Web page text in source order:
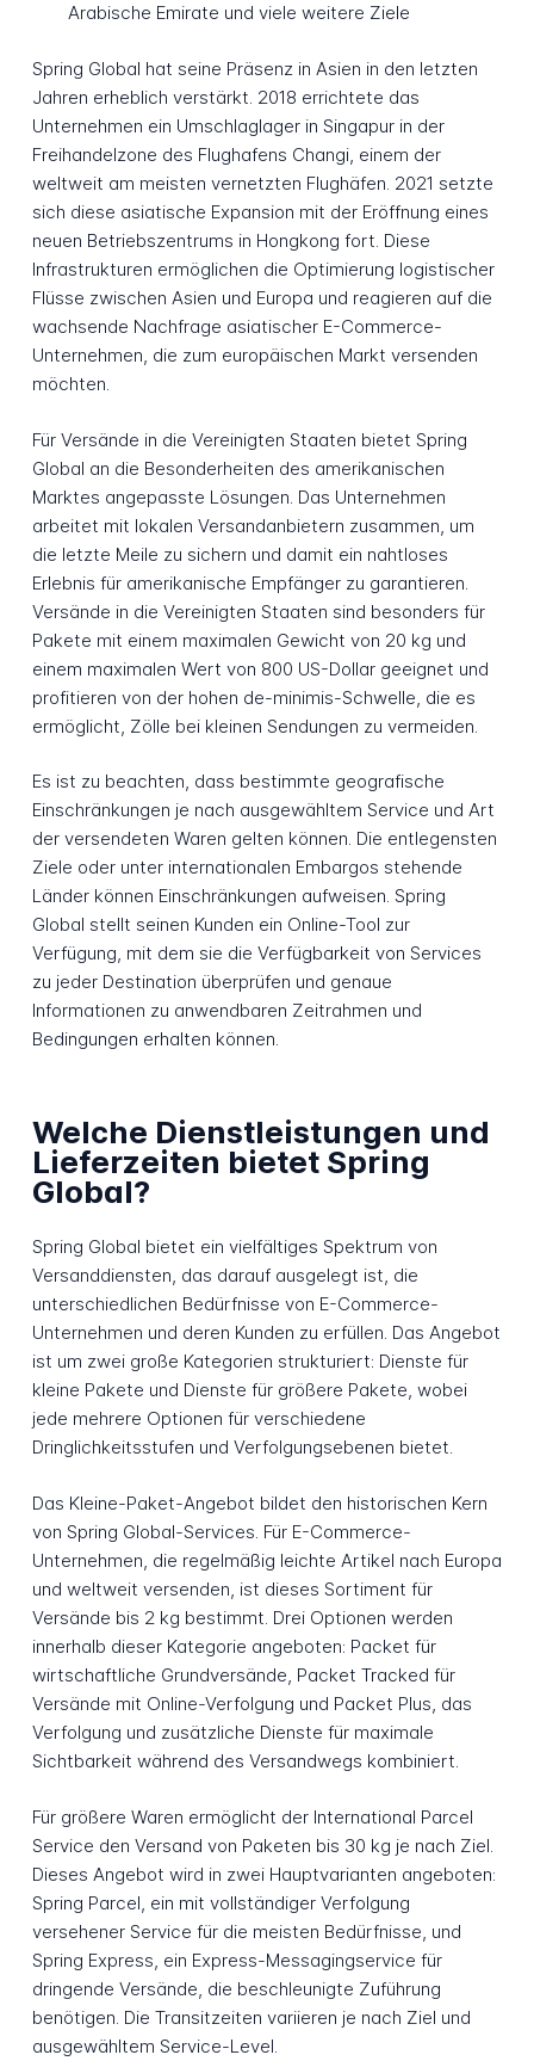
Arabische Emirate und viele weitere Ziele
Spring Global hat seine Präsenz in Asien in den letzten
Jahren erheblich verstärkt. 2018 errichtete das
Unternehmen ein Umschlaglager in Singapur in der
Freihandelzone des Flughafens Changi, einem der
weltweit am meisten vernetzten Flughäfen. 2021 setzte
sich diese asiatische Expansion mit der Eröffnung eines
neuen Betriebszentrums in Hongkong fort. Diese
Infrastrukturen ermöglichen die Optimierung logistischer
Flüsse zwischen Asien und Europa und reagieren auf die
wachsende Nachfrage asiatischer E-Commerce-
Unternehmen, die zum europäischen Markt versenden
möchten.
Für Versände in die Vereinigten Staaten bietet Spring
Global an die Besonderheiten des amerikanischen
Marktes angepasste Lösungen. Das Unternehmen
arbeitet mit lokalen Versandanbietern zusammen, um
die letzte Meile zu sichern und damit ein nahtloses
Erlebnis für amerikanische Empfänger zu garantieren.
Versände in die Vereinigten Staaten sind besonders für
Pakete mit einem maximalen Gewicht von 20 kg und
einem maximalen Wert von 800 US-Dollar geeignet und
profitieren von der hohen de-minimis-Schwelle, die es
ermöglicht, Zölle bei kleinen Sendungen zu vermeiden.
Es ist zu beachten, dass bestimmte geografische
Einschränkungen je nach ausgewähltem Service und Art
der versendeten Waren gelten können. Die entlegensten
Ziele oder unter internationalen Embargos stehende
Länder können Einschränkungen aufweisen. Spring
Global stellt seinen Kunden ein Online-Tool zur
Verfügung, mit dem sie die Verfügbarkeit von Services
zu jeder Destination überprüfen und genaue
Informationen zu anwendbaren Zeitrahmen und
Bedingungen erhalten können.
Welche Dienstleistungen und
Lieferzeiten bietet Spring
Global?
Spring Global bietet ein vielfältiges Spektrum von
Versanddiensten, das darauf ausgelegt ist, die
unterschiedlichen Bedürfnisse von E-Commerce-
Unternehmen und deren Kunden zu erfüllen. Das Angebot
ist um zwei große Kategorien strukturiert: Dienste für
kleine Pakete und Dienste für größere Pakete, wobei
jede mehrere Optionen für verschiedene
Dringlichkeitsstufen und Verfolgungsebenen bietet.
Das Kleine-Paket-Angebot bildet den historischen Kern
von Spring Global-Services. Für E-Commerce-
Unternehmen, die regelmäßig leichte Artikel nach Europa
und weltweit versenden, ist dieses Sortiment für
Versände bis 2 kg bestimmt. Drei Optionen werden
innerhalb dieser Kategorie angeboten: Packet für
wirtschaftliche Grundversände, Packet Tracked für
Versände mit Online-Verfolgung und Packet Plus, das
Verfolgung und zusätzliche Dienste für maximale
Sichtbarkeit während des Versandwegs kombiniert.
Für größere Waren ermöglicht der International Parcel
Service den Versand von Paketen bis 30 kg je nach Ziel.
Dieses Angebot wird in zwei Hauptvarianten angeboten:
Spring Parcel, ein mit vollständiger Verfolgung
versehener Service für die meisten Bedürfnisse, und
Spring Express, ein Express-Messagingservice für
dringende Versände, die beschleunigte Zuführung
benötigen. Die Transitzeiten variieren je nach Ziel und
ausgewähltem Service-Level.